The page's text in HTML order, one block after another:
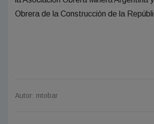
Obrera de la Construcción de la
Autor: mtobar